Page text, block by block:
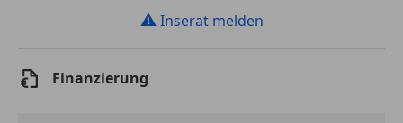
⚠ Inserat melden
Finanzierung